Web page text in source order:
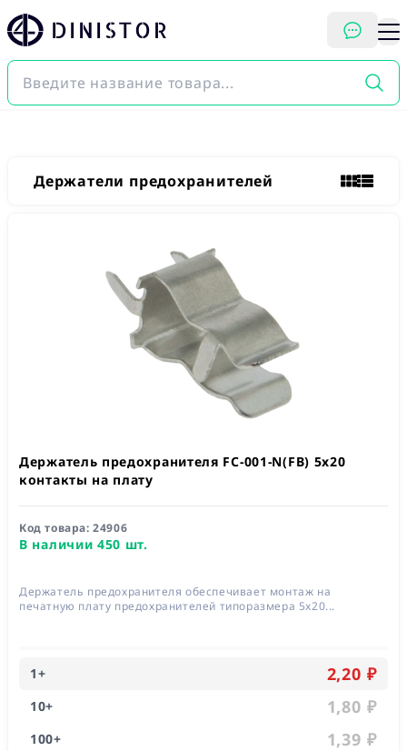
DINISTOR
Держатели предохранителей
Держатель предохранителя FC-001-N(FB) 5x20
контакты на плату
Код товара:24906
В наличии 450 шт.
Держатель предохранителя обеспечивает монтаж на
печатную плату предохранителей типоразмера 5x20...
1+ 2,20 ₽
10+ 1,80 ₽
100+ 1,39 ₽